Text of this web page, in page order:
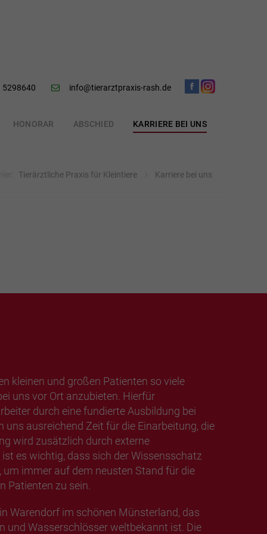
5298640 info@tierarztpraxis-rash.de
HONORAR ABSCHIED KARRIERE BEI UNS
Tierärztliche Praxis für Kleintiere Karriere bei uns
kleinen und großen Patienten so viele
uns vor Ort anzubieten. Hierfür
durch eine fundierte Ausbildung bei
uns ausreichend Zeit für die Einarbeitung, die
wird zusätzlich durch externe
es wichtig, dass sich der Wissensschatz
um immer auf dem neusten Stand für die
Patienten zu sein.
Warendorf im schönen Münsterland, das
und Wasserschlösser weltbekannt ist. Die